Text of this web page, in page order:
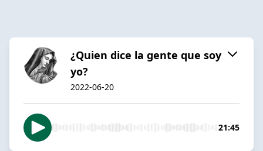
¿Quien dice la gente que soy
yo?
2022-06-20
21:45